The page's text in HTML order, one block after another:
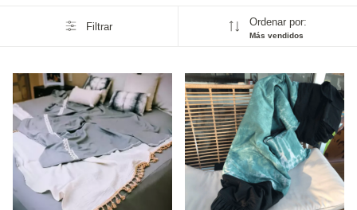
Filtrar Ordenar por:
Más vendidos